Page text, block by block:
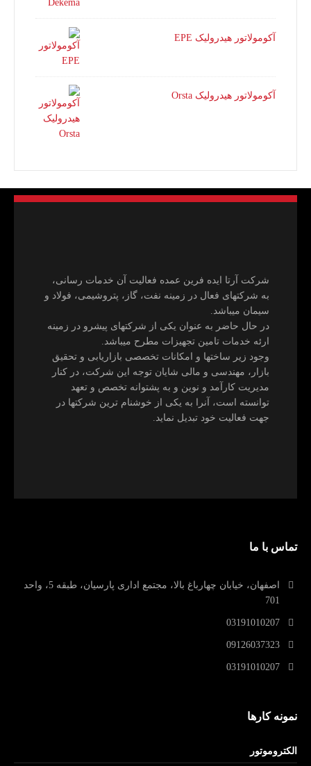
آکومولاتور هیدرولیک EPE
آکومولاتور هیدرولیک Orsta
شرکت آرتا ایده فرین عمده فعالیت آن خدمات رسانی،
به شرکتهای فعال در زمینه نفت، گاز، پتروشیمی، فولاد و
سیمان میباشد.
در حال حاضر به عنوان یکی از شرکتهای پیشرو در زمینه
ارئه خدمات تامین تجهیزات مطرح میباشد.
وجود زیر ساختها و امکانات تخصصی بازاریابی و تحقیق
بازار، مهندسی و مالی شایان توجه این شرکت، در کنار
مدیریت کارآمد و نوین و به پشتوانه تخصص و تعهد
توانسته است، آنرا به یکی از خوشنام ترین شرکتها در
جهت فعالیت خود تبدیل نماید.
تماس با ما
اصفهان، خیابان چهارباغ بالا، مجتمع اداری پارسیان، طبقه 5، واحد
701
03191010207
09126037323
03191010207
نمونه کارها
الکتروموتور